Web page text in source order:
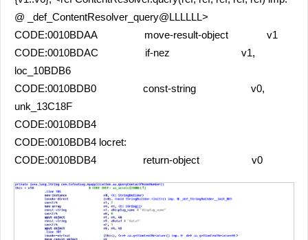
@ _def_ContentResolver_query@LLLLLL>
CODE:0010BDAA move-result-object v1
CODE:0010BDAC if-nez v1,
loc_10BDB6
CODE:0010BDB0 const-string v0,
unk_13C18F
CODE:0010BDB4
CODE:0010BDB4 locret:
CODE:0010BDB4 return-object v0